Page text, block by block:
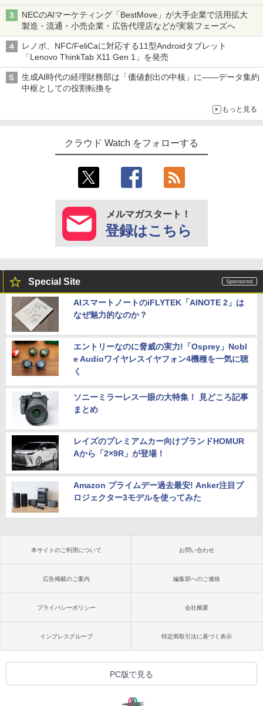
NECのAIマーケティング「BestMove」が大手企業で活用拡大
製造・流通・小売企業・広告代理店などが実装フェーズへ
レノボ、NFC/FeliCaに対応する11型Androidタブレット
「Lenovo ThinkTab X11 Gen 1」を発売
生成AI時代の経理財務部は「価値創出の中核」に――データ集約
中枢としての役割転換を
もっと見る
クラウド Watch をフォローする
メルマガスタート！
登録はこちら
Special Site
AIスマートノートのiFLYTEK「AINOTE 2」は
なぜ魅力的なのか？
エントリーなのに脅威の実力!「Osprey」Nobl
e Audioワイヤレスイヤフォン4機種を一気に聴
く
ソニーミラーレス一眼の大特集！ 見どころ記事
まとめ
レイズのプレミアムカー向けブランドHOMUR
Aから「2×9R」が登場！
Amazon プライムデー過去最安! Anker注目プ
ロジェクター3モデルを使ってみた
本サイトのご利用について お問い合わせ
広告掲載のご案内 編集部へのご連絡
プライバシーポリシー 会社概要
インプレスグループ 特定商取引法に基づく表示
PC版で見る